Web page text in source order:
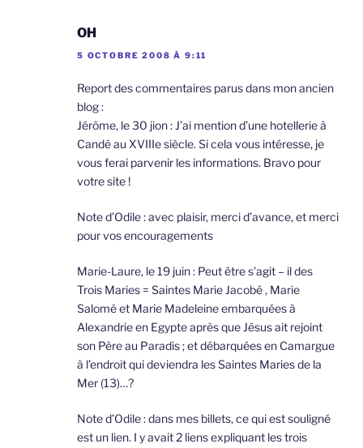
OH
5 OCTOBRE 2008 À 9:11
Report des commentaires parus dans mon ancien
blog :
Jérôme, le 30 jion : J’ai mention d’une hotellerie à
Candé au XVIIIe siècle. Si cela vous intéresse, je
vous ferai parvenir les informations. Bravo pour
votre site !
Note d’Odile : avec plaisir, merci d’avance, et merci
pour vos encouragements
Marie-Laure, le 19 juin : Peut être s’agit – il des
Trois Maries = Saintes Marie Jacobé , Marie
Salomé et Marie Madeleine embarquées à
Alexandrie en Egypte après que Jésus ait rejoint
son Père au Paradis ; et débarquées en Camargue
à l’endroit qui deviendra les Saintes Maries de la
Mer (13)…?
Note d’Odile : dans mes billets, ce qui est souligné
est un lien. I y avait 2 liens expliquant les trois